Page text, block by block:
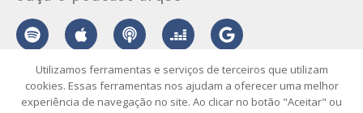
sobre contato envie seu projeto publicidade vídeo podcast
Utilizamos ferramentas e serviços de terceiros que utilizam
cookies. Essas ferramentas nos ajudam a oferecer uma melhor
experiência de navegação no site. Ao clicar no botão "Aceitar" ou